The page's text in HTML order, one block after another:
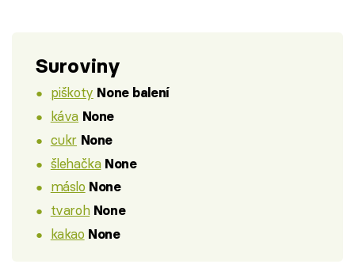
Suroviny
piškoty None balení
káva None
cukr None
šlehačka None
máslo None
tvaroh None
kakao None